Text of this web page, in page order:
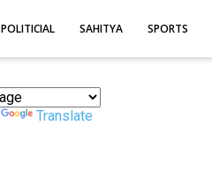
POLITICIAL SAHITYA SPORTS
Translate